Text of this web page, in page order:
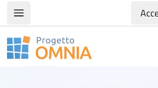
Apri/chiudi menù di navigazione
Progetto Omnia